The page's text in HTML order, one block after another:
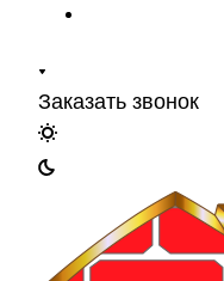
Заказать звонок